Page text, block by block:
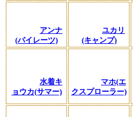
アンナ
(パイレーツ)
ユカリ
(キャンプ)
水着キ
ョウカ(サマー)
マホ(エ
クスプローラー)